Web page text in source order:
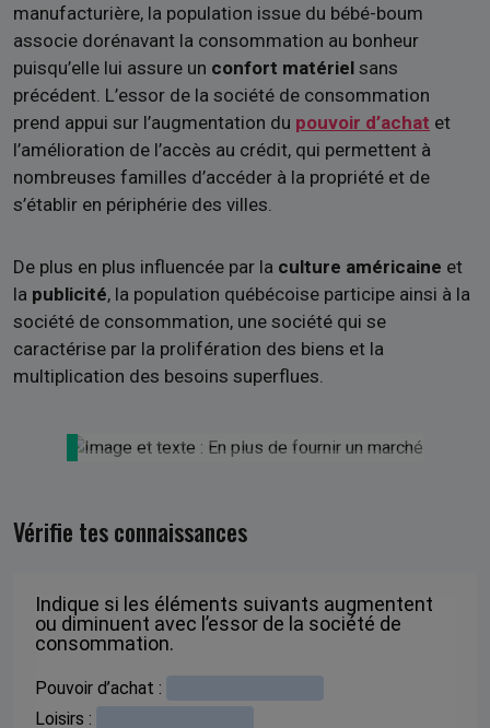
manufacturière, la population issue du bébé-boum
associe dorénavant la consommation au bonheur
puisqu’elle lui assure un confort matériel sans
précédent. L’essor de la société de consommation
prend appui sur l’augmentation du pouvoir d’achat et
l’amélioration de l’accès au crédit, qui permettent à
nombreuses familles d’accéder à la propriété et de
s’établir en périphérie des villes.
De plus en plus influencée par la culture américaine et
la publicité, la population québécoise participe ainsi à la
société de consommation, une société qui se
caractérise par la prolifération des biens et la
multiplication des besoins superflues.
Vérifie tes connaissances